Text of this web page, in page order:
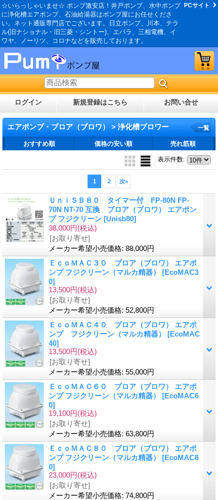
☆いらっしゃいませ☆ ポンプ激安店！井戸ポンプ、水中ポンプ
に浄化槽エアポンプ、石油給湯器はポンプ屋にお任せくださ
い。ネット通販専門店でございます。日立ポンプ、川本、テラ
ル(旧ナショナル・旧三菱・シントー)、エバラ、三相電機、イ
ワヤ、ノーリツ、コロナなどを販売しております。
PCサイト
ログイン 新規登録はこちら お問い合せ
エアポンプ・ブロア（ブロワ） > 浄化槽ブロワー 一覧
おすすめ順 価格の安い順 売れ筋順
表示件数:
1 2 次»
ＵｎｉＳＢ８０ タイマー付 FP-80N FP-
70N NT-70 互換 ブロア（ブロワ） エアポン
プ フジクリーン [Unisb80]
38,000円(税込)
[お取り寄せ]
メーカー希望小売価格: 88,000円
ＥｃｏＭＡＣ３０ ブロア（ブロワ） エアポ
ンプ フジクリーン（マルカ精器） [EcoMAC3
0]
13,500円(税込)
[お取り寄せ]
メーカー希望小売価格: 52,800円
ＥｃｏＭＡＣ４０ ブロア（ブロワ） エアポ
ンプ フジクリーン（マルカ精器） [EcoMAC
40]
13,500円(税込)
[お取り寄せ]
メーカー希望小売価格: 55,000円
ＥｃｏＭＡＣ６０ ブロア（ブロワ） エアポ
ンプ フジクリーン（マルカ精器） [EcoMAC6
0]
19,100円(税込)
[お取り寄せ]
メーカー希望小売価格: 63,800円
ＥｃｏＭＡＣ８０ ブロア（ブロワ） エアポ
ンプ フジクリーン（マルカ精器） [EcoMAC8
0]
23,000円(税込)
[お取り寄せ]
メーカー希望小売価格: 74,800円